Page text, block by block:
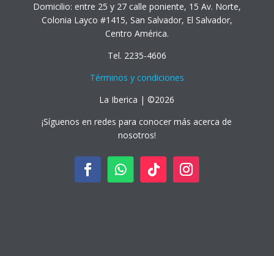
Domicilio: entre 25 y 27 calle poniente, 15 Av. Norte,
Colonia Layco #1415, San Salvador, El Salvador,
Centro América.
Tel. 2235-4606
Términos y condiciones
La Iberica | ©2026
¡Síguenos en redes para conocer más acerca de
nosotros!